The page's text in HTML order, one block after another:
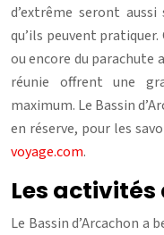
d’extrême seront
qu’ils peuvent
ou encore du parachute
réunie offrent une
maximum. Le Bassin
en réserve, pour les
voyage.com.
Les
Le Bassin d’Arcachon a